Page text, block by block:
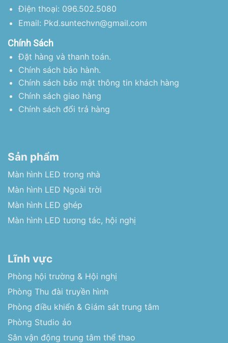
Điện thoại: 096.502.5080
Email: Pkd.suntechvn@gmail.com
Chính Sách
Đặt hàng và thanh toán.
Chính sách bảo hành.
Chính sách bảo mật thông tin khách hàng
Chính sách giao hàng
Chính sách đổi trả hàng
Sản phẩm
Màn hình LED trong nhà
Màn hình LED Ngoài trời
Màn hình LED ghép
Màn hình LED tương tác, hội nghị
Lĩnh vực
Phòng hội trường & Hội nghị
Phòng Thu đài truyền hình
Phòng điều khiển & Giám sát trung tâm
Phòng Studio ảo
Sân vận động trung tâm thể thao